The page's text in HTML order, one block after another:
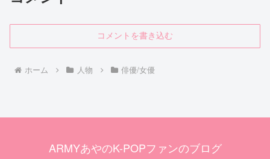
コメントを書き込む
ホーム 人物 俳優/女優
ARMYあやのK-POPファンのブログ